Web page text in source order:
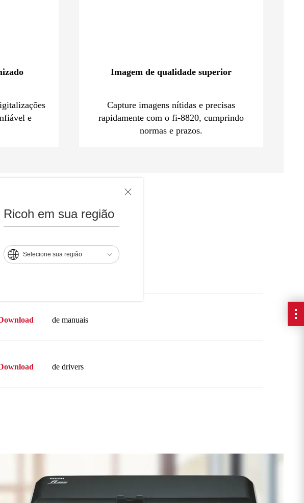
Ricoh em sua região
Selecione sua região
e
Imagem de qualidade superior
Capture imagens nítidas e precisas
rapidamente com o fi-8820, cumprindo
normas e prazos.
e downloads
de manuais
de drivers